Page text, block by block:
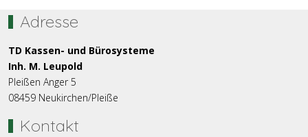
Adresse
TD Kassen- und Bürosysteme
Inh. M. Leupold
Pleißen Anger 5
08459 Neukirchen/Pleiße
Kontakt